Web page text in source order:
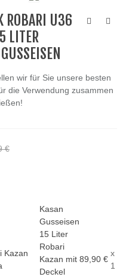
ROBARI U36
LITER
wir für Sie unsere besten
die Verwendung zusammen
€
Kasan
Gusseisen
15 Liter
Robari
Kazan mit
Deckel
89,90 €
x
1